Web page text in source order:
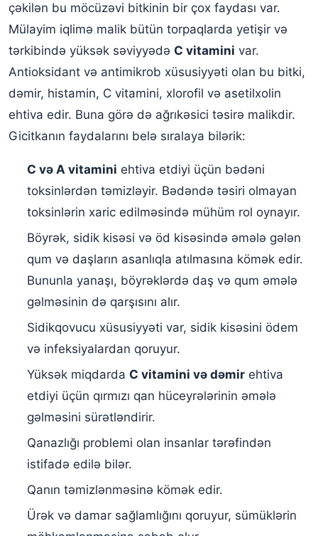
çəkilən bu möcüzəvi bitkinin bir çox faydası var.
Mülayim iqlimə malik bütün torpaqlarda yetişir və
tərkibində yüksək səviyyədə C vitamini var.
Antioksidant və antimikrob xüsusiyyəti olan bu bitki,
dəmir, histamin, C vitamini, xlorofil və asetilxolin
ehtiva edir. Buna görə də ağrıkəsici təsirə malikdir.
Gicitkanın faydalarını belə sıralaya bilərik:
C və A vitamini ehtiva etdiyi üçün bədəni
toksinlərdən təmizləyir. Bədəndə təsiri olmayan
toksinlərin xaric edilməsində mühüm rol oynayır.
Böyrək, sidik kisəsi və öd kisəsində əmələ gələn
qum və daşların asanlıqla atılmasına kömək edir.
Bununla yanaşı, böyrəklərdə daş və qum əmələ
gəlməsinin də qarşısını alır.
Sidikqovucu xüsusiyyəti var, sidik kisəsini ödem
və infeksiyalardan qoruyur.
Yüksək miqdarda C vitamini və dəmirehtiva
etdiyi üçün qırmızı qan hüceyrələrinin əmələ
gəlməsini sürətləndirir.
Qanazlığı problemi olan insanlar tərəfindən
istifadə edilə bilər.
Qanın təmizlənməsinə kömək edir.
Ürək və damar sağlamlığını qoruyur, sümüklərin